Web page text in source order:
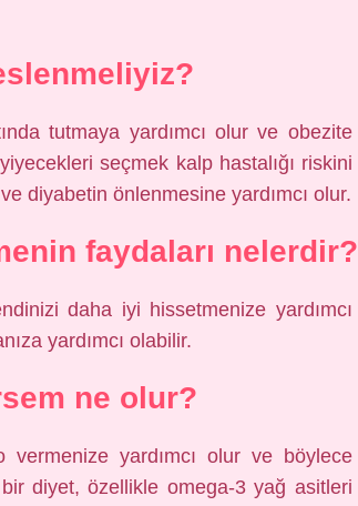
tutmaya yardımcı olur ve obezite
seçmek kalp hastalığı riskini
diyabetin önlenmesine yardımcı olur.
faydaları nelerdir?
daha iyi hissetmenize yardımcı
yardımcı olabilir.
ne olur?
yardımcı olur ve böylece
bir diyet, özellikle omega-3 yağ asitleri